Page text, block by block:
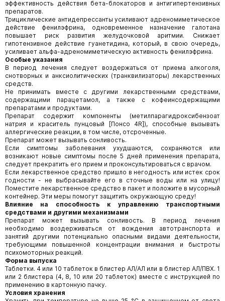
эффективность действия бета-блокаторов и антигипертензивных
препаратов.
Трициклические антидепрессанты усиливают адреномиметическое
действие фенилэфрина, одновременное назначение галотана
повышает риск развития желудочковой аритмии. Снижает
гипотензивное действие гуанетидина, который, в свою очередь,
усиливает альфа-адреномиметическую активность фенилэфрина.
Особые указания
В период лечения следует воздержаться от приема алкоголя,
снотворных и анксиолитических (транквилизаторы) лекарственных
средств.
Не принимать вместе с другими лекарственными средствами,
содержащими парацетамол, а также с кофеинсодержащими
препаратами и продуктами.
Препарат содержит компоненты (метилпарагидроксибензоат
натрия и краситель пунцовый [Понсо 4R]), способные вызывать
аллергические реакции, в том числе, отсроченные.
Препарат может вызывать сонливость.
Если симптомы заболевания ухудшаются, сохраняются или
возникают новые симптомы после 5 дней применения препарата,
следует прекратить его прием и проконсультироваться с врачом.
Если лекарственное средство пришло в негодность или истек срок
годности - не выбрасывайте его в сточные воды или на улицу!
Поместите лекарственное средство в пакет и положите в мусорный
контейнер. Эти меры помогут защитить окружающую среду!
Влияние на способность к управлению транспортными
средствами и другими механизмами
Препарат может вызывать сонливость. В период лечения
необходимо воздерживаться от вождения автотранспорта и
занятий другими потенциально опасными видами деятельности,
требующими повышенной концентрации внимания и быстроты
психомоторных реакций.
Форма выпуска
Таблетки. 4 или 10 таблеток в блистер АЛ/АЛ или в блистер АЛ/ПВХ. 1
или 2 блистера (4, 8, 10 или 20 таблеток) вместе с инструкцией по
применению в картонную пачку.
Условия хранения